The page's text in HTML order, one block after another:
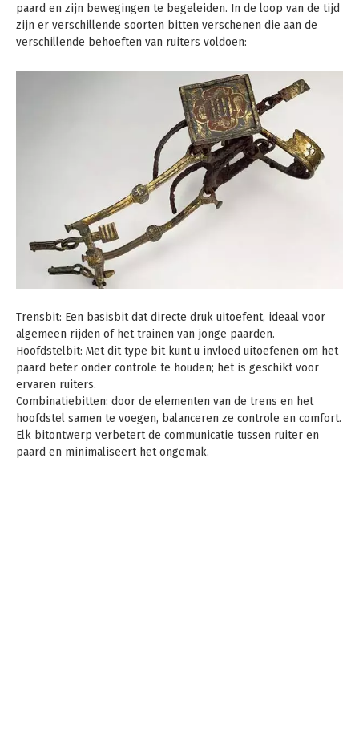
paard en zijn bewegingen te begeleiden. In de loop van de tijd
zijn er verschillende soorten bitten verschenen die aan de
verschillende behoeften van ruiters voldoen:
Trensbit: Een basisbit dat directe druk uitoefent, ideaal voor
algemeen rijden of het trainen van jonge paarden.
Hoofdstelbit: Met dit type bit kunt u invloed uitoefenen om het
paard beter onder controle te houden; het is geschikt voor
ervaren ruiters.
Combinatiebitten: door de elementen van de trens en het
hoofdstel samen te voegen, balanceren ze controle en comfort.
Elk bitontwerp verbetert de communicatie tussen ruiter en
paard en minimaliseert het ongemak.